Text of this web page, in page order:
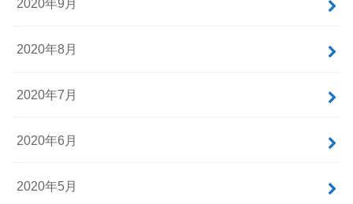
2020年9月
2020年8月
2020年7月
2020年6月
2020年5月